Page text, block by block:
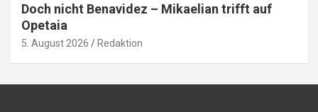
Doch nicht Benavidez – Mikaelian trifft auf
Opetaia
5. August 2026 Redaktion